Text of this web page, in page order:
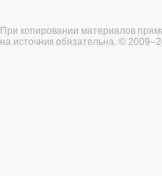
При копировании материалов
на источник обязательна. ©